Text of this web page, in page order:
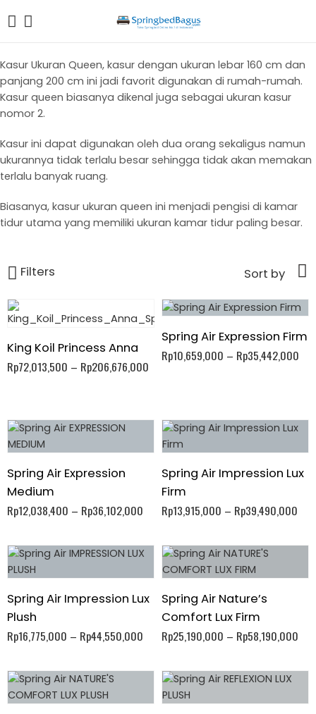
Kasur Ukuran Queen, kasur dengan ukuran lebar 160 cm dan
panjang 200 cm ini jadi favorit digunakan di rumah-rumah.
Kasur queen biasanya dikenal juga sebagai ukuran kasur
nomor 2.
Kasur ini dapat digunakan oleh dua orang sekaligus namun
ukurannya tidak terlalu besar sehingga tidak akan memakan
terlalu banyak ruang.
Biasanya, kasur ukuran queen ini menjadi pengisi di kamar
tidur utama yang memiliki ukuran kamar tidur paling besar.
Filters Sort by
King Koil Princess Anna
Rp72,013,500 – Rp206,676,000
Spring Air Expression Firm
Rp10,659,000 – Rp35,442,000
Spring Air Expression
Medium
Rp12,038,400 – Rp36,102,000
Spring Air Impression Lux
Firm
Rp13,915,000 – Rp39,490,000
Spring Air Impression Lux
Plush
Rp16,775,000 – Rp44,550,000
Spring Air Nature’s
Comfort Lux Firm
Rp25,190,000 – Rp58,190,000